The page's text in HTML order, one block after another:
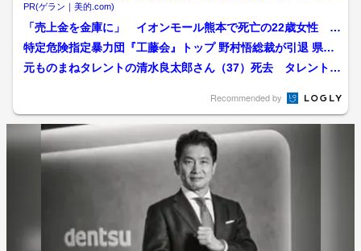
生！
PR(ゲラン｜美的.com)
「売上金を金庫に」 イオンモール熊本で死亡の22歳女性 勤
務店運営会社の指示受け...
特定危険指定暴力団『工藤会』トップ 野村悟総裁が引退 県公
安委員会が公示 工藤会...
元ものまねタレントの清水良太郎さん（37）死去 タレント・
Recommended by